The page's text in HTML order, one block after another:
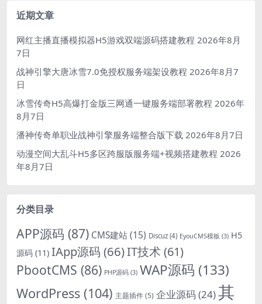
近期文章
网红主播直播模拟器H5游戏双端源码搭建教程 2026年8月
7日
战神引擎大唐冰雪7.0免授权服务端架设教程 2026年8月7
日
冰雪传奇H5高爆打金版三网通一键服务端部署教程 2026年
8月7日
潘神传奇单职业战神引擎服务端整合版下载 2026年8月7日
动漫空间大乱斗H5多区跨服版服务端+视频搭建教程 2026
年8月7日
分类目录
APP源码 (87) CMS建站 (15) Discuz (4) EyouCMS模板 (3) H5
源码 (11) IApp源码 (66)IT技术(61)
PbootCMS (86) PHP源码 (3) WAP源码 (133)
WordPress (104) 主题插件(5) 企业源码(24)其